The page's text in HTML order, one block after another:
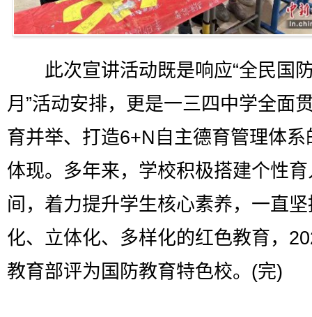
此次宣讲活动既是响应“全民国
月”活动安排，更是一三四中学全面
育并举、打造6+N自主德育管理体系
体现。多年来，学校积极搭建个性
间，着力提升学生核心素养，一直
化、立体化、多样化的红色教育，
教育部评为国防教育特色校。(完)